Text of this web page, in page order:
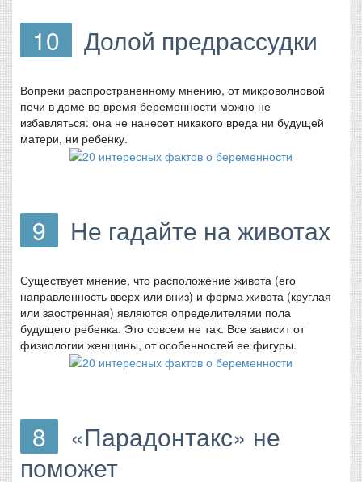
10 Долой предрассудки
Вопреки распространенному мнению, от микроволновой
печи в доме во время беременности можно не
избавляться: она не нанесет никакого вреда ни будущей
матери, ни ребенку.
9 Не гадайте на животах
Существует мнение, что расположение живота (его
направленность вверх или вниз) и форма живота (круглая
или заостренная) являются определителями пола
будущего ребенка. Это совсем не так. Все зависит от
физиологии женщины, от особенностей ее фигуры.
8
«Парадонтакс» не
поможет